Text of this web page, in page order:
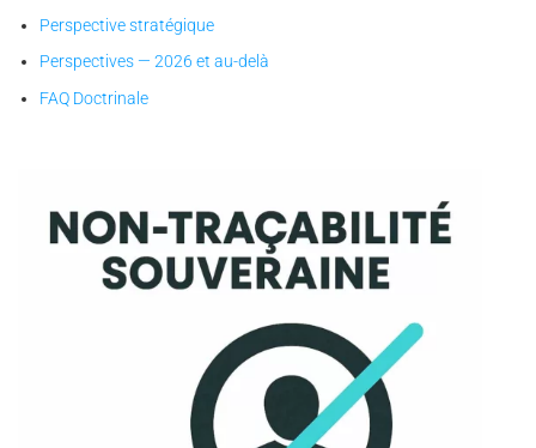
Perspective stratégique
Perspectives — 2026 et au-delà
FAQ Doctrinale